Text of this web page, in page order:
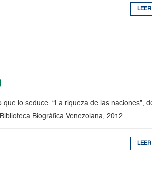
lo seduce: “La riqueza de las naciones”,
Biográfica Venezolana, 2012.